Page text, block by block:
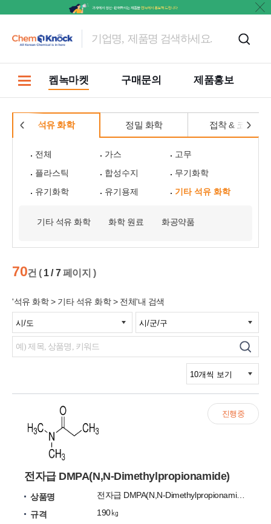
켐녹마켓 구매문의 제품홍보
석유 화학 정밀 화학 접착 & 코팅
전체 가스
고무
플라스틱
합성수지
무기화학
유기화학
유기용제 기타 석유 화학
기타 석유 화학 화학 원료 화공약품
70건 ( 1 / 7페이지 )
'석유 화학 > 기타 석유 화학 > 전체'내 검색
전자급 DMPA(N,N-Dimethylpropionamide)
상품명
전자급 DMPA(N,N-Dimethylpropionamide)
규격
190㎏
진행중